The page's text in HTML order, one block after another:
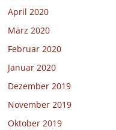
April 2020
März 2020
Februar 2020
Januar 2020
Dezember 2019
November 2019
Oktober 2019